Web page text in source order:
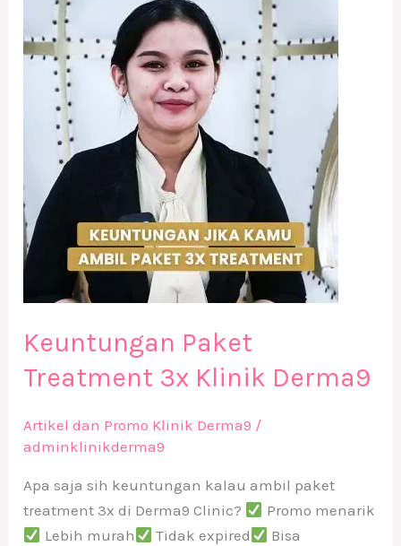
Keuntungan Paket
Treatment 3x Klinik Derma9
Artikel dan Promo Klinik Derma9 /
adminklinikderma9
Apa saja sih keuntungan kalau ambil paket
treatment 3x di Derma9 Clinic?
Promo menarik
Lebih murah
Tidak expired
Bisa
Paket
Treatment
Derma9